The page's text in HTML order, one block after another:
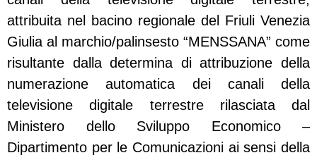
attribuita nel bacino regionale del Friuli Venezia
Giulia al marchio/palinsesto “MENSSANA” come
risultante dalla determina di attribuzione della
numerazione automatica dei canali della
televisione digitale terrestre rilasciata dal
Ministero dello Sviluppo Economico –
Dipartimento per le Comunicazioni ai sensi della